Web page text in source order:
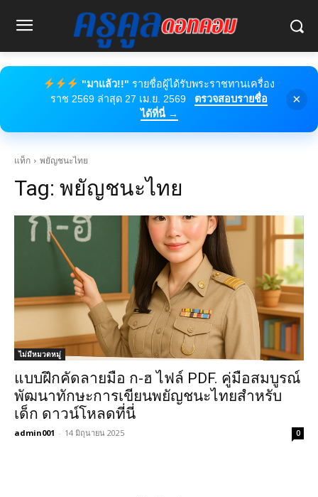
"มาแล้ว!!" รายชื่อผู้ได้รับพระราชทานเครื่อง
ราช 2569 ล่าสุด 27 เม.ย. 2569
ตรวจสอบรายชื่อ
ได้ที่นี่ →
×
แท็ก พยัญชนะไทย
Tag: พยัญชนะไทย
ไม่มีหมวดหมู่
แบบฝึกคัดลายมือ ก-ฮ ไฟล์ PDF. คู่มือสมบูรณ์
พัฒนาทักษะการเขียนพยัญชนะไทยสำหรับ
เด็ก ดาวน์โหลดที่นี่
admin001 - 14 มิถุนายน 2025 0